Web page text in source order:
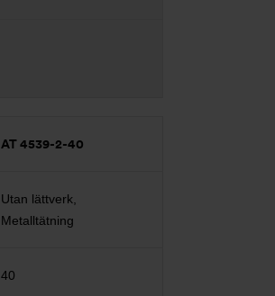
AT 4539-2-40
Utan lättverk,
Metalltätning
40